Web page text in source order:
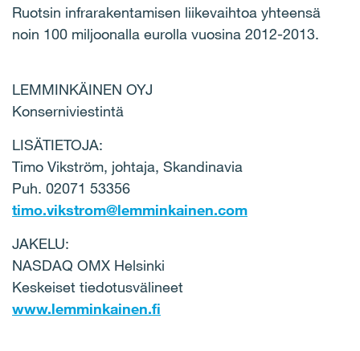
Ruotsin infrarakentamisen liikevaihtoa yhteensä
noin 100 miljoonalla eurolla vuosina 2012-2013.
LEMMINKÄINEN OYJ
Konserniviestintä
LISÄTIETOJA:
Timo Vikström, johtaja, Skandinavia
Puh. 02071 53356
timo.vikstrom@lemminkainen.com
JAKELU:
NASDAQ OMX Helsinki
Keskeiset tiedotusvälineet
www.lemminkainen.fi